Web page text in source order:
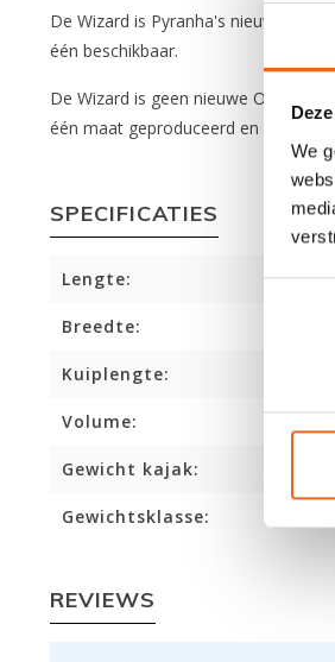
We
De Wizard is Pyranha's nieuwe
één beschikbaar.
De Wizard is geen nieuwe Ozone,
één maat geproduceerd en is
SPECIFICATIES
Lengte:
Breedte:
Kuiplengte:
Volume:
Gewicht kajak:
Gewichtsklasse:
REVIEWS